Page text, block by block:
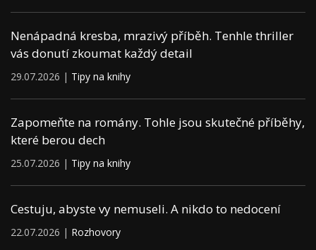
Nenápadná kresba, mrazivý příběh. Tenhle thriller
vás donutí zkoumat každý detail
29.07.2026 | Tipy na knihy
Zapomeňte na romány. Tohle jsou skutečné příběhy,
které berou dech
25.07.2026 | Tipy na knihy
Cestuju, abyste vy nemuseli. A nikdo to nedocení
22.07.2026 | Rozhovory